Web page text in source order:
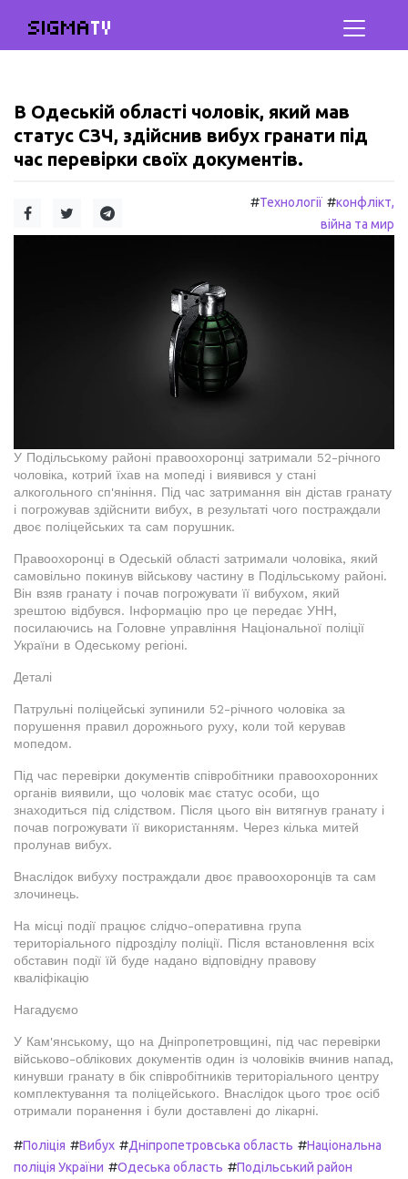
SIGMATV
В Одеській області чоловік, який мав
статус СЗЧ, здійснив вибух гранати під
час перевірки своїх документів.
#Технології #конфлікт,
війна та мир
У Подільському районі правоохоронці затримали 52-річного
чоловіка, котрий їхав на мопеді і виявився у стані
алкогольного сп'яніння. Під час затримання він дістав гранату
і погрожував здійснити вибух, в результаті чого постраждали
двоє поліцейських та сам порушник.
Правоохоронці в Одеській області затримали чоловіка, який
самовільно покинув військову частину в Подільському районі.
Він взяв гранату і почав погрожувати її вибухом, який
зрештою відбувся. Інформацію про це передає УНН,
посилаючись на Головне управління Національної поліції
України в Одеському регіоні.
Деталі
Патрульні поліцейські зупинили 52-річного чоловіка за
порушення правил дорожнього руху, коли той керував
мопедом.
Під час перевірки документів співробітники правоохоронних
органів виявили, що чоловік має статус особи, що
знаходиться під слідством. Після цього він витягнув гранату і
почав погрожувати її використанням. Через кілька митей
пролунав вибух.
Внаслідок вибуху постраждали двоє правоохоронців та сам
злочинець.
На місці події працює слідчо-оперативна група
територіального підрозділу поліції. Після встановлення всіх
обставин події їй буде надано відповідну правову
кваліфікацію
Нагадуємо
У Кам'янському, що на Дніпропетровщині, під час перевірки
військово-облікових документів один із чоловіків вчинив напад,
кинувши гранату в бік співробітників територіального центру
комплектування та поліцейського. Внаслідок цього троє осіб
отримали поранення і були доставлені до лікарні.
#Поліція #Вибух #Дніпропетровська область #Національна
поліція України #Одеська область #Подільський район